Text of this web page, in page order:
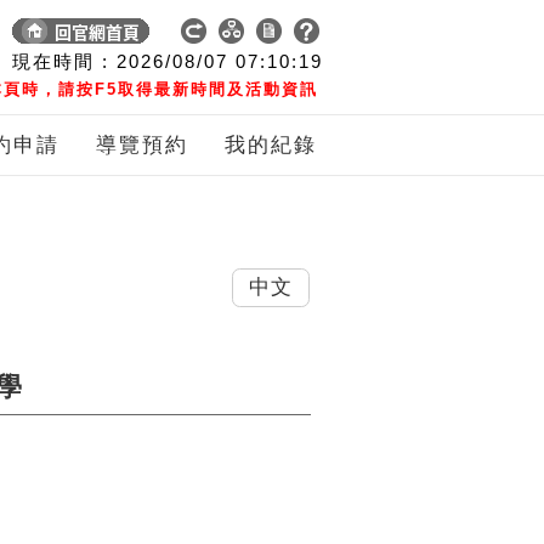
現在時間 : 2026/08/07 07:10:20
時，請按F5取得最新時間及活動資訊
申請 導覽預約 我的紀錄